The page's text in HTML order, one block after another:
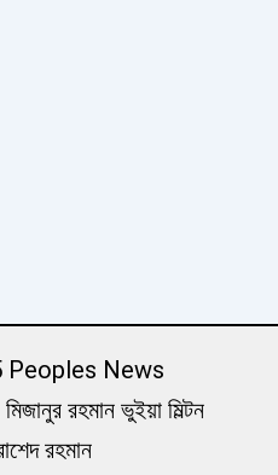
Peoples News
রহমান ভুইয়া মিল্টন
রহমান